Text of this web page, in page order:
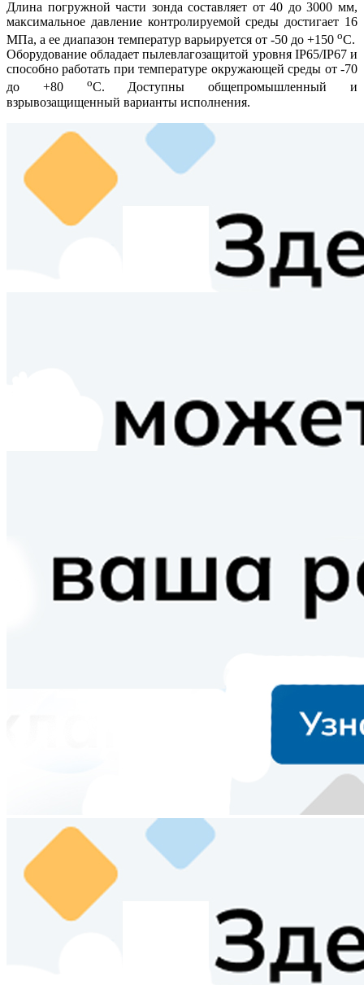
Длина погружной части зонда составляет от 40 до 3000 мм,
максимальное давление контролируемой среды достигает 16
МПа, а ее диапазон температур варьируется от -50 до +150 oC.
Оборудование обладает пылевлагозащитой уровня IP65/IP67 и
способно работать при температуре окружающей среды от -70
до +80 oC. Доступны общепромышленный и
взрывозащищенный варианты исполнения.